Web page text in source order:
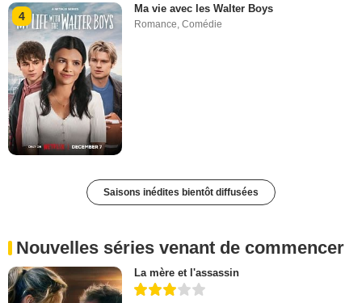
4
Ma vie avec les Walter Boys
Romance,Comédie
Saisons inédites bientôt diffusées
Nouvelles séries venant de commencer
La mère et l'assassin